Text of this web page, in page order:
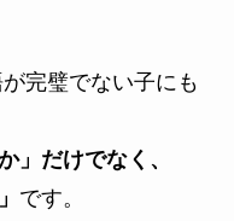
完璧でない子にも
」だけでなく、
です。